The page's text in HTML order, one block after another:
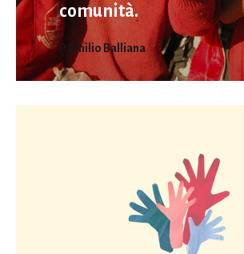
comunità.
P. Emilio Balliana